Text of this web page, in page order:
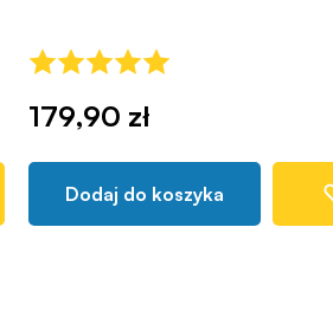
179,90 zł
Dodaj do koszyka